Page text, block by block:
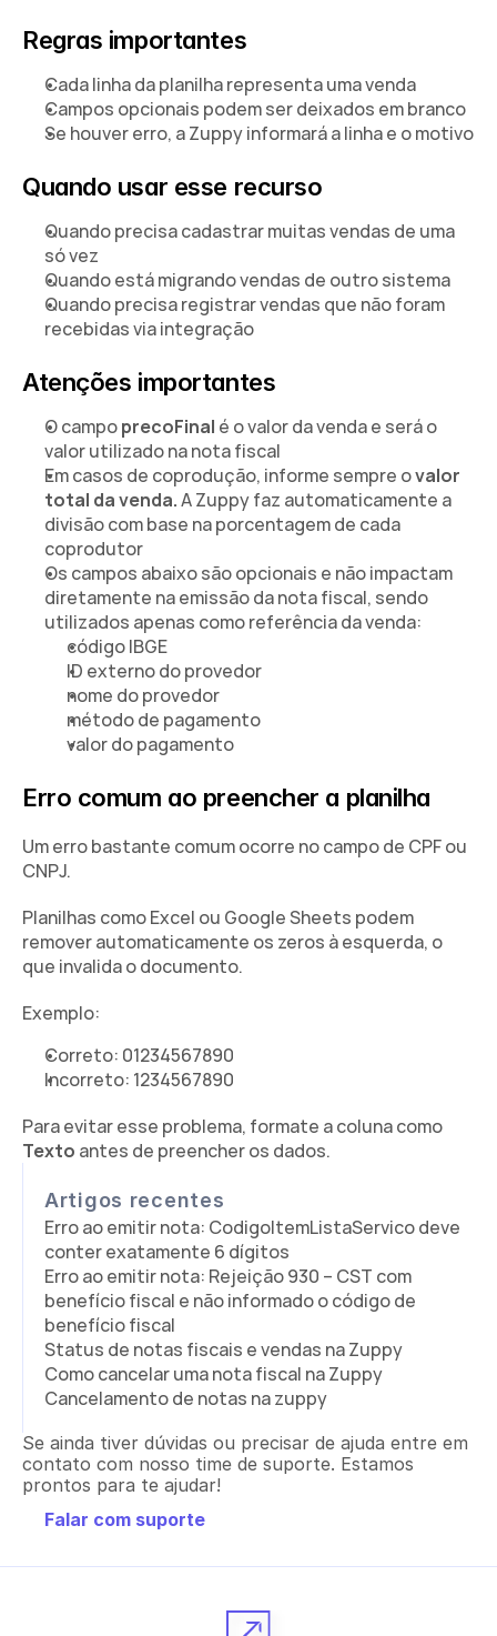
Regras importantes
Cada linha da planilha representa uma venda
Campos opcionais podem ser deixados em branco
Se houver erro, a Zuppy informará a linha e o motivo
Quando usar esse recurso
Quando precisa cadastrar muitas vendas de uma
só vez
Quando está migrando vendas de outro sistema
Quando precisa registrar vendas que não foram
recebidas via integração
Atenções importantes
O campo precoFinal é o valor da venda e será o
valor utilizado na nota fiscal
Em casos de coprodução, informe sempre o valor
total da venda. A Zuppy faz automaticamente a
divisão com base na porcentagem de cada
coprodutor
Os campos abaixo são opcionais e não impactam
diretamente na emissão da nota fiscal, sendo
utilizados apenas como referência da venda:
código IBGE
ID externo do provedor
nome do provedor
método de pagamento
valor do pagamento
Erro comum ao preencher a planilha
Um erro bastante comum ocorre no campo de CPF ou
CNPJ.
Planilhas como Excel ou Google Sheets podem
remover automaticamente os zeros à esquerda, o
que invalida o documento.
Exemplo:
Correto: 01234567890
Incorreto: 1234567890
Texto antes de preencher os dados.
Artigos recentes
Erro ao emitir nota: CodigoItemListaServico deve
conter exatamente 6 dígitos
Erro ao emitir nota: Rejeição 930 – CST com
benefício fiscal e não informado o código de
benefício fiscal
Status de notas fiscais e vendas na Zuppy
Como cancelar uma nota fiscal na Zuppy
Cancelamento de notas na zuppy
Se ainda tiver dúvidas ou precisar de ajuda entre em
contato com nosso time de suporte. Estamos
prontos para te ajudar!
Falar com suporte